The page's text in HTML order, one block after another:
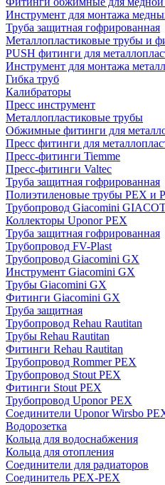
Инструмент для монтажа
Труба защитная гофрированная
Металлопластиковые трубы и
PUSH фитинги для
Инструмент для монтажа
Гибка труб
Калибраторы
Пресс инструмент
Металлопластиковые трубы
Обжимные фитинги для
Пресс фитинги для
Пресс-фитинги Tiemme
Пресс-фитинги Valtec
Труба защитная гофрированная
Полиэтиленовые трубы PEX и
Трубопровод Giacomini
Коллекторы Uponor PEX
Труба защитная гофрированная
Трубопровод FV-Plast
Трубопровод Giacomini GX
Инструмент Giacomini GX
Трубы Giacomini GX
Фитинги Giacomini GX
Труба защитная
Трубопровод Rehau Rautitan
Трубы Rehau Rautitan
Фитинги Rehau Rautitan
Трубопровод Rommer PEX
Трубопровод Stout PEX
Фитинги Stout PEX
Трубопровод Uponor PEX
Соединители Uponor Wirsbo
Водорозетка
Кольца для водоснабжения
Кольца для отопления
Соединители для радиаторов
Соединитель PEX-PEX